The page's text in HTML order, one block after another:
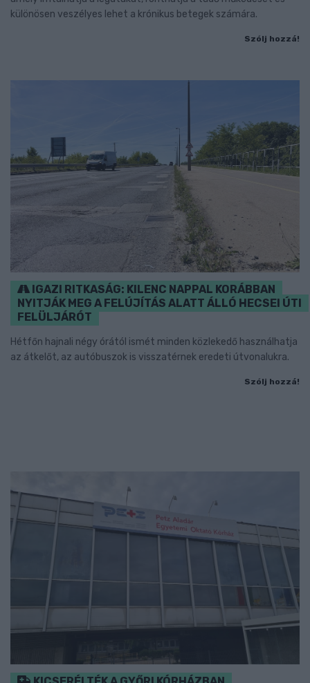
különösen veszélyes lehet a krónikus betegek számára.
Szólj hozzá!
IGAZI RITKASÁG: KILENC NAPPAL KORÁBBAN
NYITJÁK MEG A FELÚJÍTÁS ALATT ÁLLÓ HECSEI ÚTI
FELÜLJÁRÓT
Hétfőn hajnali négy órától ismét minden közlekedő használhatja
az átkelőt, az autóbuszok is visszatérnek eredeti útvonalukra.
Szólj hozzá!